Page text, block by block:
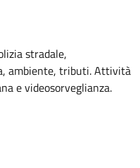
stradale,
ambiente, tributi. Attività
e videosorveglianza.